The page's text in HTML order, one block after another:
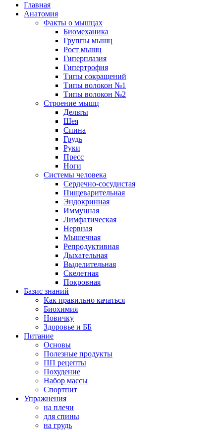
Главная
Анатомия
Факты о мышцах
Биомеханика
Группы мышц
Рост мышц
Гиперплазия
Гипертрофия
Типы сокращений
Типы волокон №1
Типы волокон №2
Строение мышц
Дельты
Шея
Спина
Грудь
Руки
Пресс
Ноги
Системы человека
Сердечно-сосудистая
Пищеварительная
Эндокринная
Иммунная
Лимфатическая
Нервная
Мышечная
Репродуктивная
Дыхательная
Выделительная
Скелетная
Покровная
Базис знаний
Как правильно качаться
Биохимия
Новичку
Здоровье и ББ
Питание
Основы
Полезные продукты
ПП рецепты
Похудение
Набор массы
Спортпит
Упражнения
на плечи
для спины
на грудь